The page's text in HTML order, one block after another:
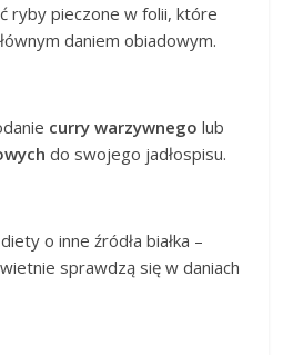
ryby pieczone w folii, które
daniem obiadowym.
curry warzywnego lub
do swojego jadłospisu.
o inne źródła białka –
sprawdzą się w daniach